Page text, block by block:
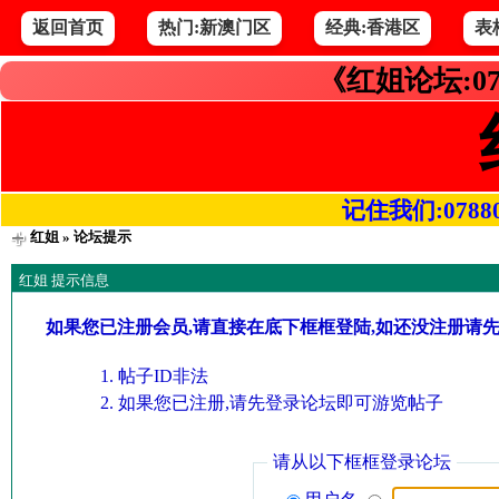
返回首页 热门:新澳门区 经典:香港区 表
《红姐论坛
记住我们
红姐» 论坛提示
红姐 提示信息
如果您已注册会员,请直接在底下框框登陆,如还没注册请
帖子ID非法
如果您已注册,请先登录论坛即可游览帖子
请从以下框框登录论坛